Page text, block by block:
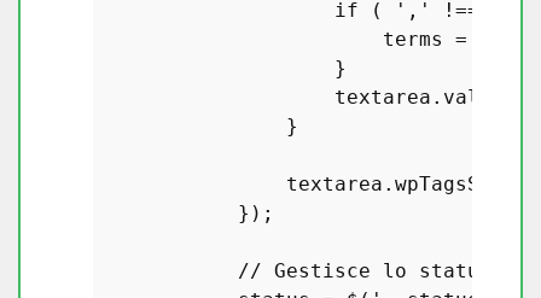
if ( ','
!==
terms =
                    }
                    textarea.
val
                }
                textarea.
            });
// Gestisce lo status